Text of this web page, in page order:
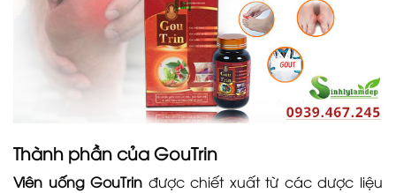
Thành phần của GouTrin
Viên uống GouTrin được chiết xuất từ các dược liệu